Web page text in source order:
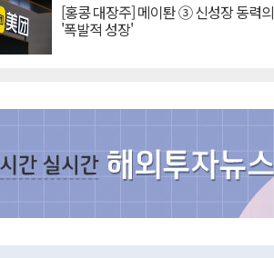
[홍콩 대장주] 메이퇀 ③ 신성장 동력의
'폭발적 성장'